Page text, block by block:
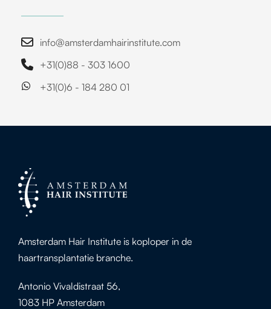
info@amsterdamhairinstitute.com
+31(0)88 - 303 1600
+31(0)6 - 184 280 01
Amsterdam Hair Institute is koploper in de
haartransplantatie branche.
Antonio Vivaldistraat 56,
1083 HP Amsterdam